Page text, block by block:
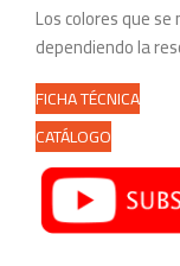
Los colores que
dependiendo la
FICHA TÉCNICA
CATÁLOGO